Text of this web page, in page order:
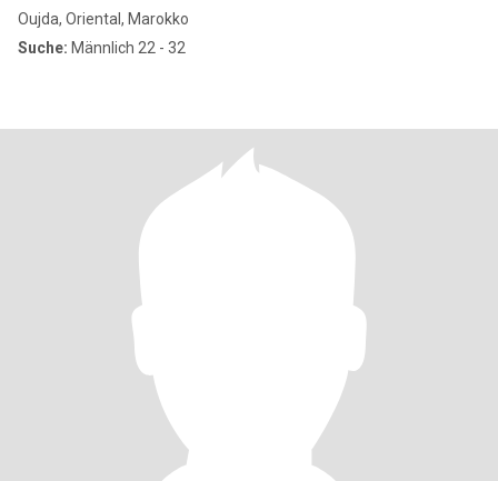
Oujda, Oriental, Marokko
Suche: Männlich 22 - 32